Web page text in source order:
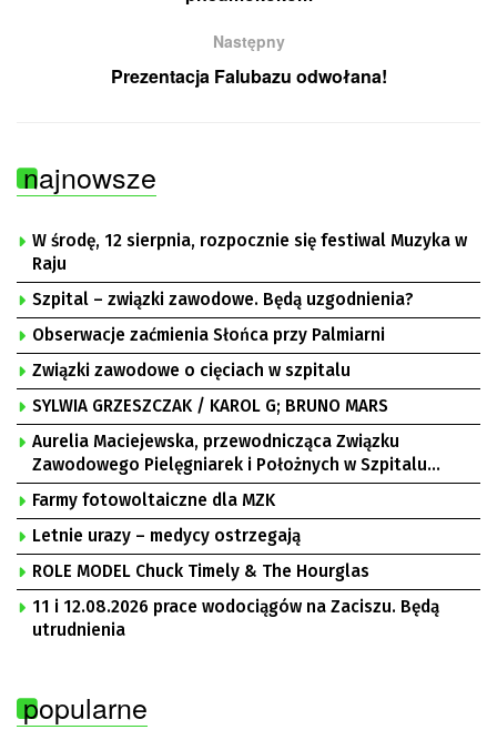
Następny
Prezentacja Falubazu odwołana!
najnowsze
W środę, 12 sierpnia, rozpocznie się festiwal Muzyka w
Raju
Szpital – związki zawodowe. Będą uzgodnienia?
Obserwacje zaćmienia Słońca przy Palmiarni
Związki zawodowe o cięciach w szpitalu
SYLWIA GRZESZCZAK / KAROL G; BRUNO MARS
Aurelia Maciejewska, przewodnicząca Związku
Zawodowego Pielęgniarek i Położnych w Szpitalu
Uniwersyteckim w Zielonej Górze, Bogusław
Motowidełko, przewodniczący Zarządu Regionu NSZZ
„Solidarność” Zielona Góra
Farmy fotowoltaiczne dla MZK
Letnie urazy – medycy ostrzegają
ROLE MODEL Chuck Timely & The Hourglas
11 i 12.08.2026 prace wodociągów na Zaciszu. Będą
utrudnienia
popularne